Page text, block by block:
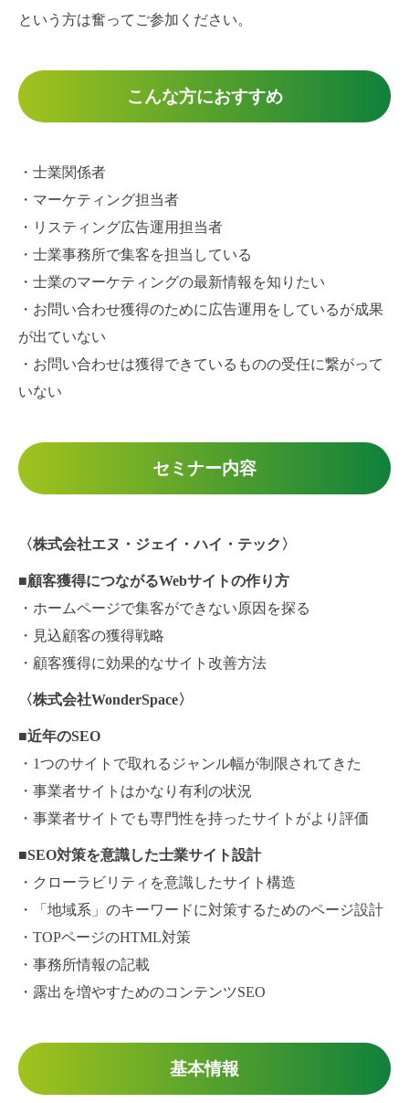
という方は奮ってご参加ください。
こんな方におすすめ
・士業関係者
・マーケティング担当者
・リスティング広告運用担当者
・士業事務所で集客を担当している
・士業のマーケティングの最新情報を知りたい
・お問い合わせ獲得のために広告運用をしているが成果
が出ていない
・お問い合わせは獲得できているものの受任に繋がって
いない
セミナー内容
〈株式会社エヌ・ジェイ・ハイ・テック〉
■顧客獲得につながるWebサイトの作り方
・ホームページで集客ができない原因を探る
・見込顧客の獲得戦略
・顧客獲得に効果的なサイト改善方法
〈株式会社WonderSpace〉
■近年のSEO
・1つのサイトで取れるジャンル幅が制限されてきた
・事業者サイトはかなり有利の状況
・事業者サイトでも専門性を持ったサイトがより評価
■SEO対策を意識した士業サイト設計
・クローラビリティを意識したサイト構造
・「地域系」のキーワードに対策するためのページ設計
・TOPページのHTML対策
・事務所情報の記載
・露出を増やすためのコンテンツSEO
基本情報